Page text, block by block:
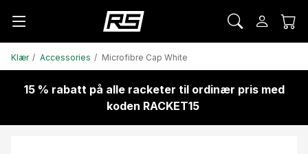
Klær Accessories Microfibre Cap White
15 % rabatt på alle racketer til ordinær pris med
koden RACKET15